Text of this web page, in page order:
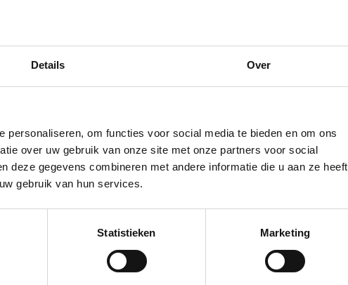
Details Over
personaliseren, om functies voor social media te bieden en om ons
over uw gebruik van onze site met onze partners voor social
deze gegevens combineren met andere informatie die u aan ze heeft
gebruik van hun services.
Statistieken Marketing
Rineke Kuiper,
wordt het
door Mariska
en is te